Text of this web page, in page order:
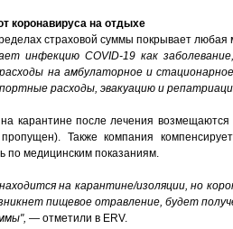
коронавируса на отдыхе
страховой суммы покрывает
инфекцию COVID-19 как
на амбулаторное и
расходы, эвакуацию и
карантине после лечения
Также компания
по медицинским показаниям.
на карантине/изоляции, но
пищевое отравление, будет
— отметили в ERV.